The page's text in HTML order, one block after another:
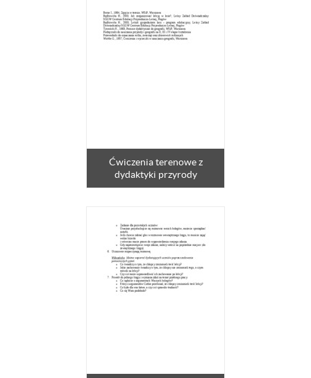
Ćwiczenia terenowe z
dydaktyki przyrody